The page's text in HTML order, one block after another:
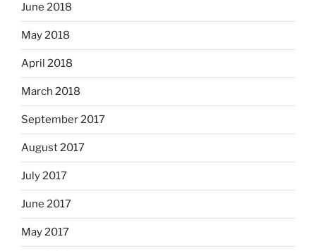
June 2018
May 2018
April 2018
March 2018
September 2017
August 2017
July 2017
June 2017
May 2017